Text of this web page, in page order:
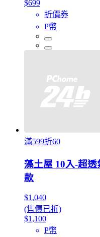
$699
折價券
P幣
滿599折60
藻土屋 10入-超
款
$1,040
(售價已折)
$1,100
P幣